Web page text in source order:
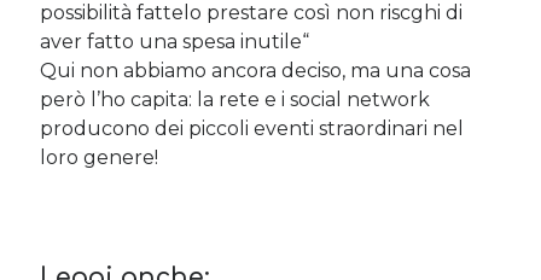
possibilità fattelo prestare così non riscghi di
aver fatto una spesa inutile“
Qui non abbiamo ancora deciso, ma una cosa
però l’ho capita: la rete e i social network
producono dei piccoli eventi straordinari nel
loro genere!